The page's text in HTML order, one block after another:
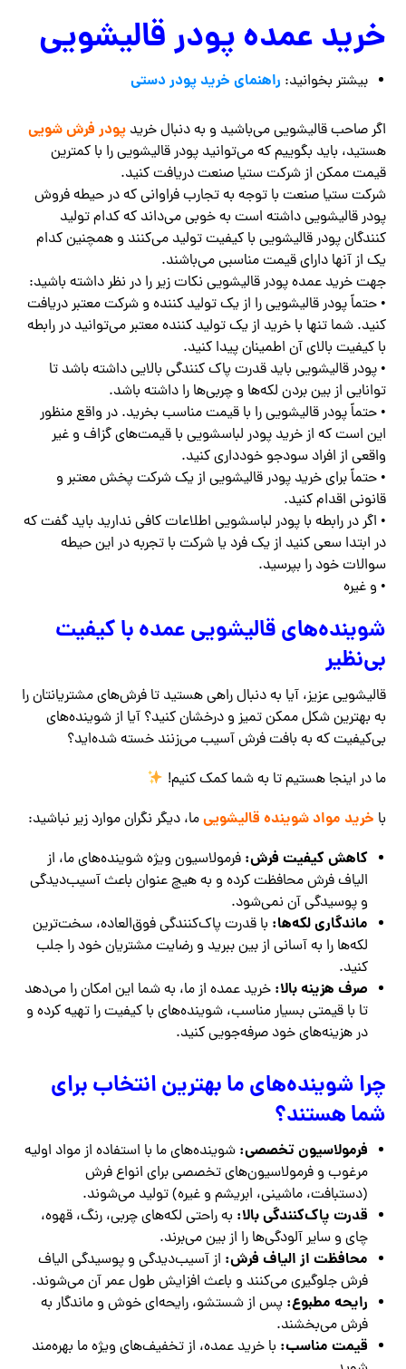
خرید عمده پودر قالیشویی
بیشتر بخوانید: راهنمای خرید پودر دستی
اگر صاحب قالیشویی می‌باشید و به دنبال خریدپودر فرش شویی
هستید، باید بگوییم که می‌توانید پودر قالیشویی را با کمترین
قیمت ممکن از شرکت ستیا صنعت دریافت کنید.
شرکت ستیا صنعت با توجه به تجارب فراوانی که در حیطه فروش
پودر قالیشویی داشته است به خوبی می‌داند که کدام تولید
کنندگان پودر قالیشویی با کیفیت تولید می‌کنند و همچنین کدام
یک از آنها دارای قیمت مناسبی می‌باشند.
جهت خرید عمده پودر قالیشویی نکات زیر را در نظر داشته باشید:
• حتماً پودر قالیشویی را از یک تولید کننده و شرکت معتبر دریافت
کنید. شما تنها با خرید از یک تولید کننده معتبر می‌توانید در رابطه
با کیفیت بالای آن اطمینان پیدا کنید.
• پودر قالیشویی باید قدرت پاک کنندگی بالایی داشته باشد تا
توانایی از بین بردن لکه‌ها و چربی‌ها را داشته باشد.
• حتماً پودر قالیشویی را با قیمت مناسب بخرید. در واقع منظور
این است که از خرید پودر لباسشویی با قیمت‌های گزاف و غیر
واقعی از افراد سودجو خودداری کنید.
• حتماً برای خرید پودر قالیشویی از یک شرکت پخش معتبر و
قانونی اقدام کنید.
• اگر در رابطه با پودر لباسشویی اطلاعات کافی ندارید باید گفت که
در ابتدا سعی کنید از یک فرد یا شرکت با تجربه در این حیطه
سوالات خود را بپرسید.
• و غیره
شوینده‌های قالیشویی عمده با کیفیت
بی‌نظیر
قالیشویی عزیز، آیا به دنبال راهی هستید تا فرش‌های مشتریانتان را
به بهترین شکل ممکن تمیز و درخشان کنید؟ آیا از شوینده‌های
بی‌کیفیت که به بافت فرش آسیب می‌زنند خسته شده‌اید؟
ما در اینجا هستیم تا به شما کمک کنیم!
با خرید مواد شوینده قالیشوییما، دیگر نگران موارد زیر نباشید:
کاهش کیفیت فرش: فرمولاسیون ویژه شوینده‌های ما، از
الیاف فرش محافظت کرده و به هیچ عنوان باعث آسیب‌دیدگی
و پوسیدگی آن نمی‌شود.
ماندگاری لکه‌ها: با قدرت پاک‌کنندگی فوق‌العاده، سخت‌ترین
لکه‌ها را به آسانی از بین ببرید و رضایت مشتریان خود را جلب
کنید.
صرف هزینه بالا: خرید عمده از ما، به شما این امکان را می‌دهد
تا با قیمتی بسیار مناسب، شوینده‌های با کیفیت را تهیه کرده و
در هزینه‌های خود صرفه‌جویی کنید.
چرا شوینده‌های ما بهترین انتخاب برای
شما هستند؟
فرمولاسیون تخصصی: شوینده‌های ما با استفاده از مواد اولیه
مرغوب و فرمولاسیون‌های تخصصی برای انواع فرش
(دستبافت، ماشینی، ابریشم و غیره) تولید می‌شوند.
قدرت پاک‌کنندگی بالا: به راحتی لکه‌های چربی، رنگ، قهوه،
چای و سایر آلودگی‌ها را از بین می‌برند.
محافظت از الیاف فرش: از آسیب‌دیدگی و پوسیدگی الیاف
فرش جلوگیری می‌کنند و باعث افزایش طول عمر آن می‌شوند.
رایحه مطبوع: پس از شستشو، رایحه‌ای خوش و ماندگار به
فرش می‌بخشند.
قیمت مناسب: با خرید عمده، از تخفیف‌های ویژه ما بهره‌مند